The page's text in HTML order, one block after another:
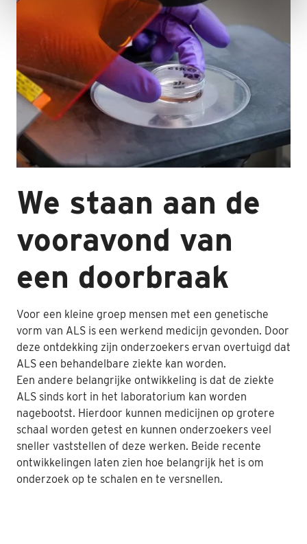
We staan aan de
vooravond van
een doorbraak
Voor een kleine groep mensen met een genetische
vorm van ALS is een werkend medicijn gevonden. Door
deze ontdekking zijn onderzoekers ervan overtuigd dat
ALS een behandelbare ziekte kan worden.
Een andere belangrijke ontwikkeling is dat de ziekte
ALS sinds kort in het laboratorium kan worden
nagebootst. Hierdoor kunnen medicijnen op grotere
schaal worden getest en kunnen onderzoekers veel
sneller vaststellen of deze werken. Beide recente
ontwikkelingen laten zien hoe belangrijk het is om
onderzoek op te schalen en te versnellen.